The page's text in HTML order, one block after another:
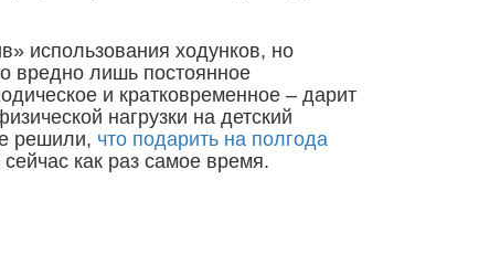
использования ходунков, но
вредно лишь постоянное
и кратковременное – дарит
нагрузки на детский
решили, что подарить на полгода
как раз самое время.